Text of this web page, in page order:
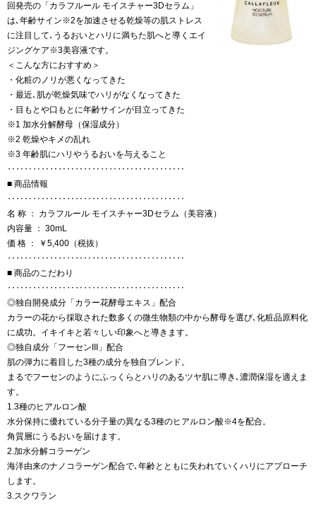
回発売の「カラフルール モイスチャー3Dセラム」
は､年齢サイン※2を加速させる乾燥等の肌ストレス
に注目して､うるおいとハリに満ちた肌へと導くエイ
ジングケア※3美容液です。
＜こんな方におすすめ＞
・化粧のノリが悪くなってきた
・最近､肌が乾燥気味でハリがなくなってきた
・目もとや口もとに年齢サインが目立ってきた
※1 加水分解酵母（保湿成分）
※2 乾燥やキメの乱れ
※3 年齢肌にハリやうるおいを与えること
‥‥‥‥‥‥‥‥‥‥‥‥‥‥‥‥‥‥‥‥‥
■ 商品情報
‥‥‥‥‥‥‥‥‥‥‥‥‥‥‥‥‥‥‥‥‥
名 称 ： カラフルール モイスチャー3Dセラム（美容液）
内容量 ： 30mL
価 格 ： ￥5,400（税抜）
‥‥‥‥‥‥‥‥‥‥‥‥‥‥‥‥‥‥‥‥‥
■ 商品のこだわり
‥‥‥‥‥‥‥‥‥‥‥‥‥‥‥‥‥‥‥‥‥
◎独自開発成分「カラー花酵母エキス」配合
カラーの花から採取された数多くの微生物類の中から酵母を選び､化粧品原料化
に成功。イキイキと若々しい印象へと導きます。
◎独自成分「フーセンIII」配合
肌の弾力に着目した3種の成分を独自ブレンド。
まるでフーセンのようにふっくらとハリのあるツヤ肌に導き､濃潤保湿を適えま
す。
1.3種のヒアルロン酸
水分保持に優れている分子量の異なる3種のヒアルロン酸※4を配合。
角質層にうるおいを届けます。
2.加水分解コラーゲン
海洋由来のナノコラーゲン配合で､年齢とともに失われていくハリにアプローチ
します。
3.スクワラン